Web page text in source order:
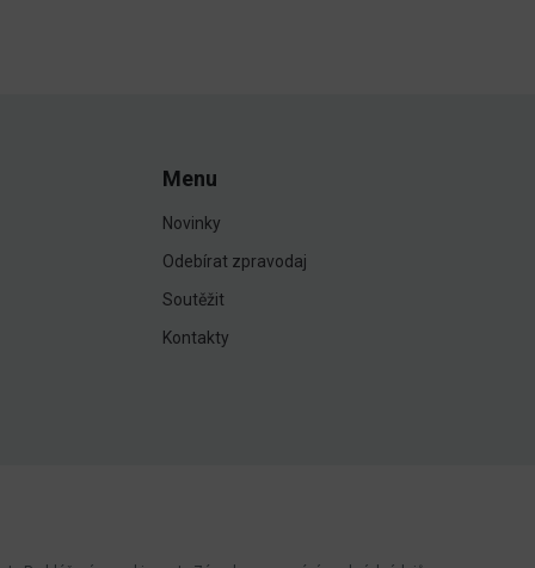
Menu
Novinky
Odebírat zpravodaj
Soutěžit
Kontakty